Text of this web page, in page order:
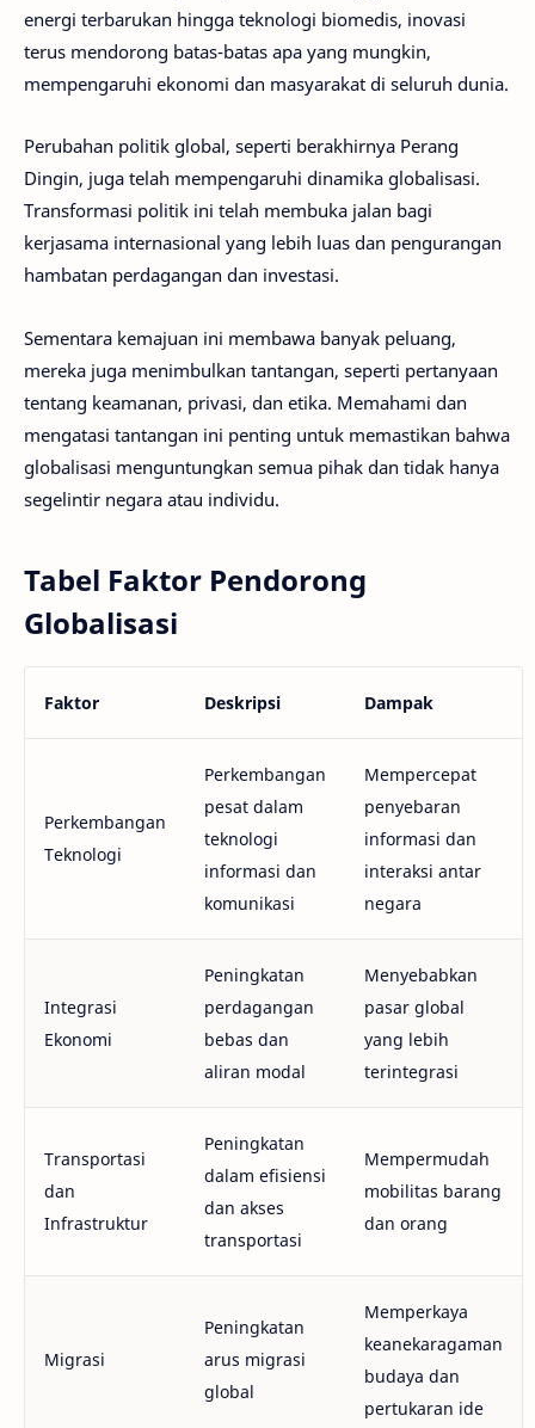
energi terbarukan hingga teknologi biomedis, inovasi
terus mendorong batas-batas apa yang mungkin,
mempengaruhi ekonomi dan masyarakat di seluruh dunia.
Perubahan politik global, seperti berakhirnya Perang
Dingin, juga telah mempengaruhi dinamika globalisasi.
Transformasi politik ini telah membuka jalan bagi
kerjasama internasional yang lebih luas dan pengurangan
hambatan perdagangan dan investasi.
Sementara kemajuan ini membawa banyak peluang,
mereka juga menimbulkan tantangan, seperti pertanyaan
tentang keamanan, privasi, dan etika. Memahami dan
mengatasi tantangan ini penting untuk memastikan bahwa
globalisasi menguntungkan semua pihak dan tidak hanya
segelintir negara atau individu.
Tabel Faktor Pendorong
Globalisasi
Faktor Deskripsi Dampak
Perkembangan
Teknologi
Perkembangan
pesat dalam
teknologi
informasi dan
komunikasi
Mempercepat
penyebaran
informasi dan
interaksi antar
negara
Integrasi
Ekonomi
Peningkatan
perdagangan
bebas dan
aliran modal
Menyebabkan
pasar global
yang lebih
terintegrasi
Transportasi
dan
Infrastruktur
Peningkatan
dalam efisiensi
dan akses
transportasi
Mempermudah
mobilitas barang
dan orang
Migrasi
Peningkatan
arus migrasi
global
Memperkaya
keanekaragaman
budaya dan
pertukaran ide